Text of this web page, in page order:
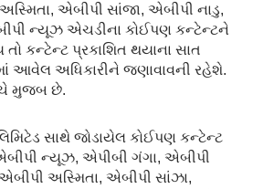
એબીપી સાંજા, એબીપી નાડુ,
ન્યૂઝ એચડીના કોઈપણ કન્ટેન્ટને
તો કન્ટેન્ટ પ્રકાશિત થયાના સાત
આવેલ અધિકારીને જણાવાવની રહેશે.
મુજબ છે.
સાથે જોડાયેલ કોઈપણ કન્ટેન્ટ
ન્યૂઝ, એપીબી ગંગા, એબીપી
અસ્મિતા, એબીપી સાંઝા,